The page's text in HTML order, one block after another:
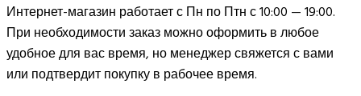
Интернет-магазин работает с Пн по Птн с 10:00 — 19:00.
При необходимости заказ можно оформить в любое
удобное для вас время, но менеджер свяжется с вами
или подтвердит покупку в рабочее время.